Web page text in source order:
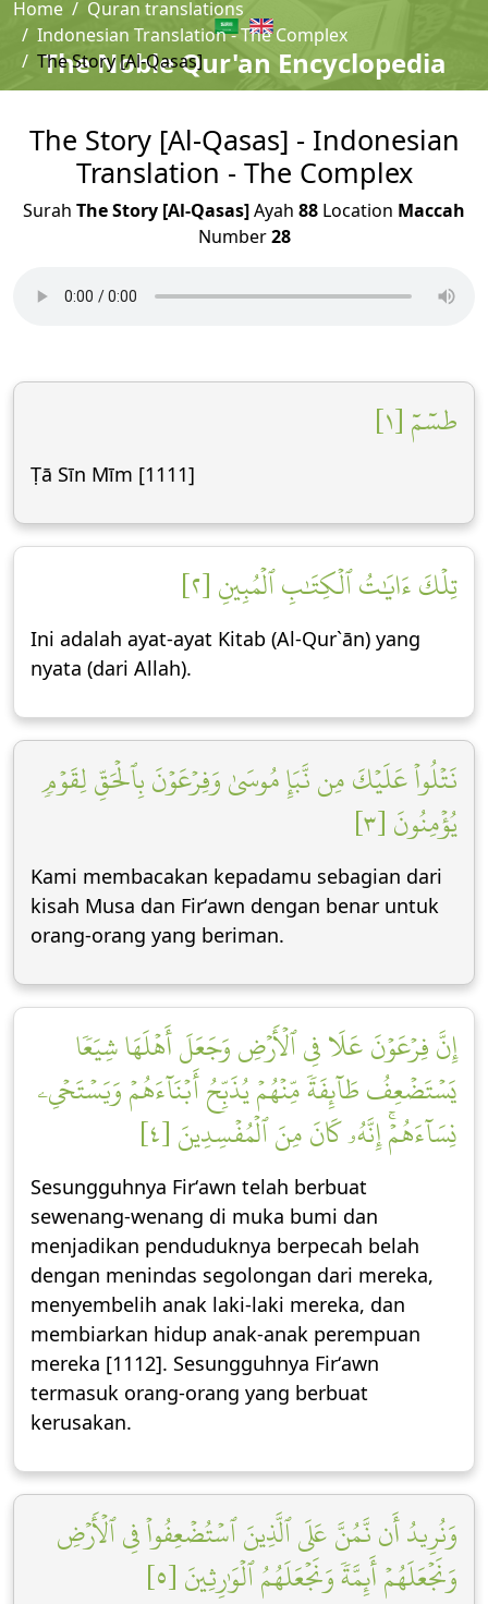
The Noble Qur'an Encyclopedia
Home
Quran translations
Indonesian Translation - The Complex
The Story [Al-Qasas]
The Story [Al-Qasas] - Indonesian
Translation - The Complex
Surah The Story [Al-Qasas]Ayah 88 Location Maccah
Number28
طسٓمٓ [١]
Ṭā Sīn Mīm [1111]
تِلۡكَ ءَايَٰتُ ٱلۡكِتَٰبِ ٱلۡمُبِينِ [٢]
Ini adalah ayat-ayat Kitab (Al-Qur`ān) yang
nyata (dari Allah).
نَتۡلُواْ عَلَيۡكَ مِن نَّبَإِ مُوسَىٰ وَفِرۡعَوۡنَ بِٱلۡحَقِّ لِقَوۡمٖ
يُؤۡمِنُونَ [٣]
Kami membacakan kepadamu sebagian dari
kisah Musa dan Firʻawn dengan benar untuk
orang-orang yang beriman.
إِنَّ فِرۡعَوۡنَ عَلَا فِي ٱلۡأَرۡضِ وَجَعَلَ أَهۡلَهَا شِيَعٗا
يَسۡتَضۡعِفُ طَآئِفَةٗ مِّنۡهُمۡ يُذَبِّحُ أَبۡنَآءَهُمۡ وَيَسۡتَحۡيِۦ
نِسَآءَهُمۡۚ إِنَّهُۥ كَانَ مِنَ ٱلۡمُفۡسِدِينَ [٤]
Sesungguhnya Firʻawn telah berbuat
sewenang-wenang di muka bumi dan
menjadikan penduduknya berpecah belah
dengan menindas segolongan dari mereka,
menyembelih anak laki-laki mereka, dan
membiarkan hidup anak-anak perempuan
mereka [1112]. Sesungguhnya Firʻawn
termasuk orang-orang yang berbuat
kerusakan.
وَنُرِيدُ أَن نَّمُنَّ عَلَى ٱلَّذِينَ ٱسۡتُضۡعِفُواْ فِي ٱلۡأَرۡضِ
وَنَجۡعَلَهُمۡ أَئِمَّةٗ وَنَجۡعَلَهُمُ ٱلۡوَٰرِثِينَ [٥]